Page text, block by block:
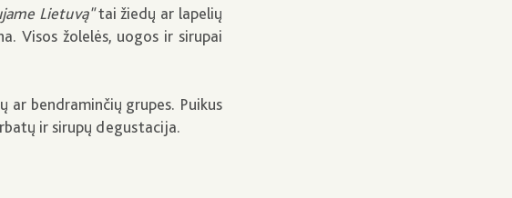
Lietuvą"tai žiedų ar lapelių
Visos žolelės, uogos ir sirupai
ar bendraminčių grupes. Puikus
ir sirupų degustacija.